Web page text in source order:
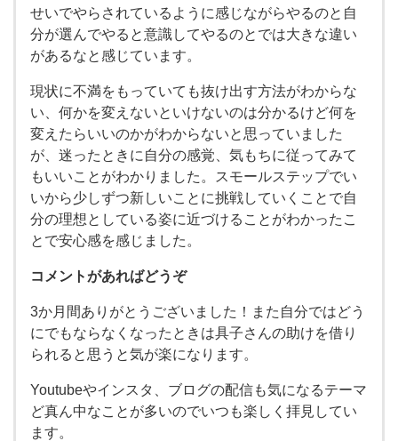
せいでやらされているように感じながらやるのと自
分が選んでやると意識してやるのとでは大きな違い
があるなと感じています。
現状に不満をもっていても抜け出す方法がわからな
い、何かを変えないといけないのは分かるけど何を
変えたらいいのかがわからないと思っていました
が、迷ったときに自分の感覚、気もちに従ってみて
もいいことがわかりました。スモールステップでい
いから少しずつ新しいことに挑戦していくことで自
分の理想としている姿に近づけることがわかったこ
とで安心感を感じました。
コメントがあればどうぞ
3か月間ありがとうございました！また自分ではどう
にでもならなくなったときは具子さんの助けを借り
られると思うと気が楽になります。
Youtubeやインスタ、ブログの配信も気になるテーマ
ど真ん中なことが多いのでいつも楽しく拝見してい
ます。